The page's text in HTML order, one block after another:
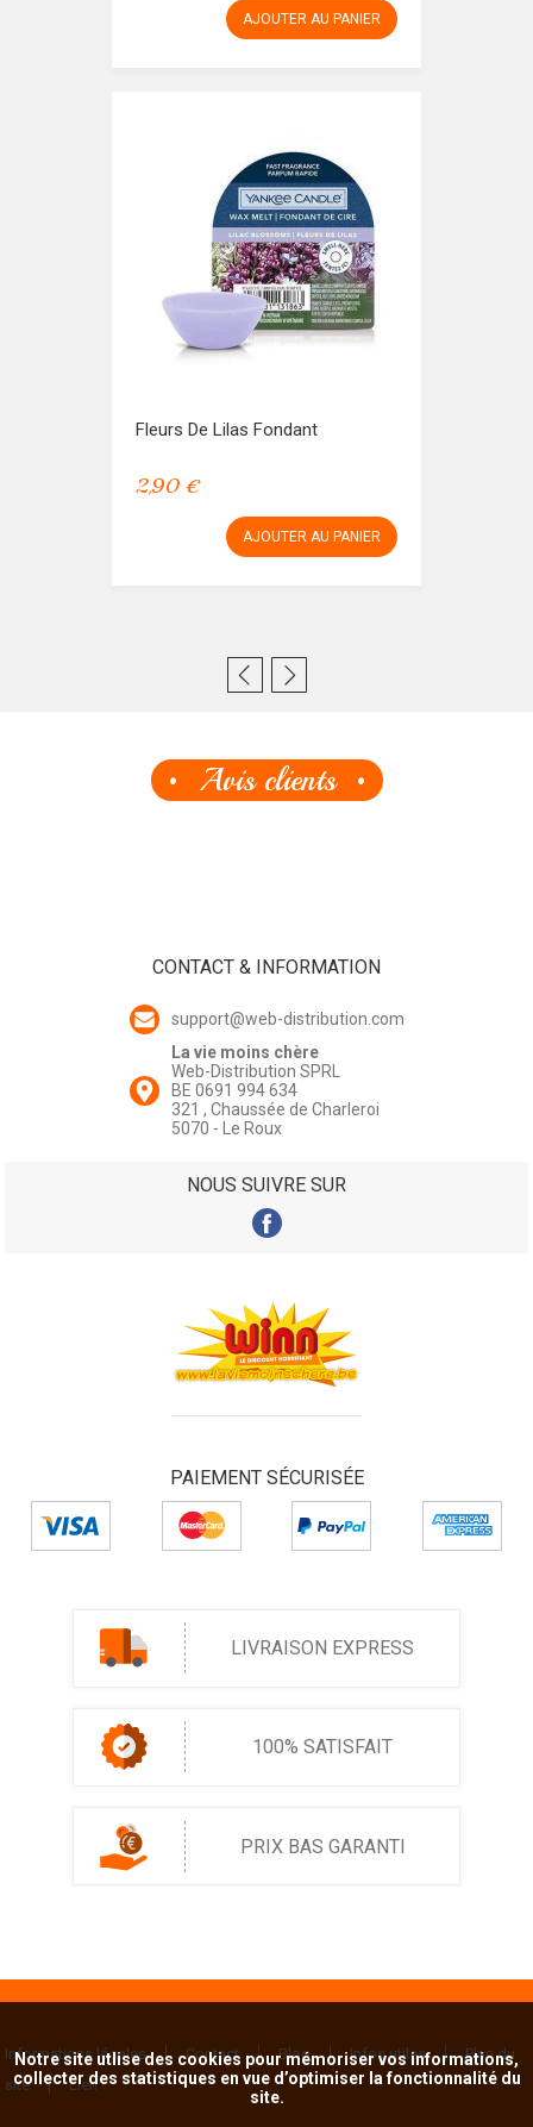
AJOUTER AU PANIER
Fleurs De Lilas Fondant
2,90 €
AJOUTER AU PANIER
Avis clients
CONTACT & INFORMATION
support@web-distribution.com
La vie moins chère
Web-Distribution SPRL
BE 0691 994 634
321 , Chaussée de Charleroi
5070 - Le Roux
NOUS SUIVRE SUR
PAIEMENT SÉCURISÉE
LIVRAISON EXPRESS
100% SATISFAIT
PRIX BAS GARANTI
Informations légales Contact Blog Infos utiles
Plan du
site
Lien
Notre site utlise des cookies pour mémoriser vos informations,
collecter des statistiques en vue d’optimiser la fonctionnalité du
site.